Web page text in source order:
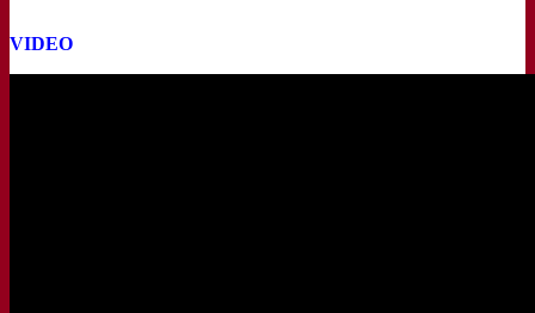
VIDEO